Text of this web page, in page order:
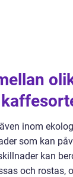
inom
som kan
kan
och rostas,